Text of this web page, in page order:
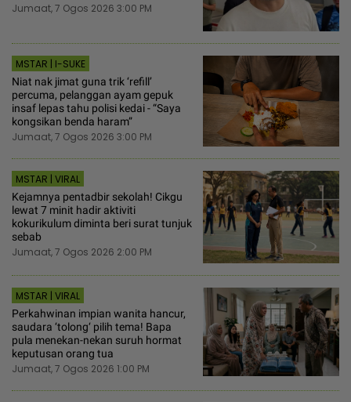
Jumaat, 7 Ogos 2026 3:00 PM
MSTAR | I-SUKE
Niat nak jimat guna trik ‘refill’
percuma, pelanggan ayam gepuk
insaf lepas tahu polisi kedai - “Saya
kongsikan benda haram”
Jumaat, 7 Ogos 2026 3:00 PM
MSTAR | VIRAL
Kejamnya pentadbir sekolah! Cikgu
lewat 7 minit hadir aktiviti
kokurikulum diminta beri surat tunjuk
sebab
Jumaat, 7 Ogos 2026 2:00 PM
MSTAR | VIRAL
Perkahwinan impian wanita hancur,
saudara ‘tolong‘ pilih tema! Bapa
pula menekan-nekan suruh hormat
keputusan orang tua
Jumaat, 7 Ogos 2026 1:00 PM